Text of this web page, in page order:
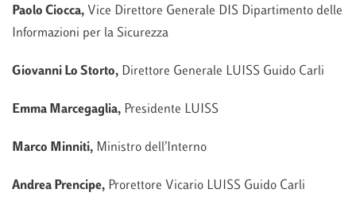
Paolo Ciocca,Vice Direttore Generale DIS Dipartimento delle
Informazioni per la Sicurezza
Giovanni Lo Storto,Direttore Generale LUISS Guido Carli
Emma Marcegaglia,Presidente LUISS
Marco Minniti,Ministro dell’Interno
Andrea Prencipe,Prorettore Vicario LUISS Guido Carli